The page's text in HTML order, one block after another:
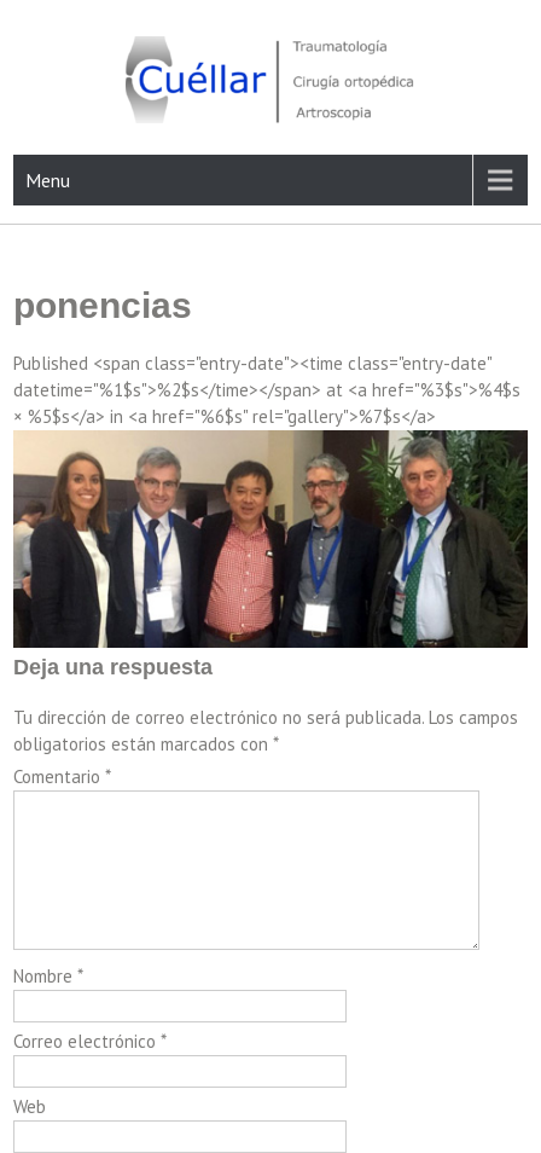
Menu
ponencias
Published <span class="entry-date"><time class="entry-date"
datetime="%1$s">%2$s</time></span> at <a href="%3$s">%4$s
× %5$s</a> in <a href="%6$s" rel="gallery">%7$s</a>
Deja una respuesta
Tu dirección de correo electrónico no será publicada. Los campos
obligatorios están marcados con*
Comentario*
Nombre*
Correo electrónico*
Web